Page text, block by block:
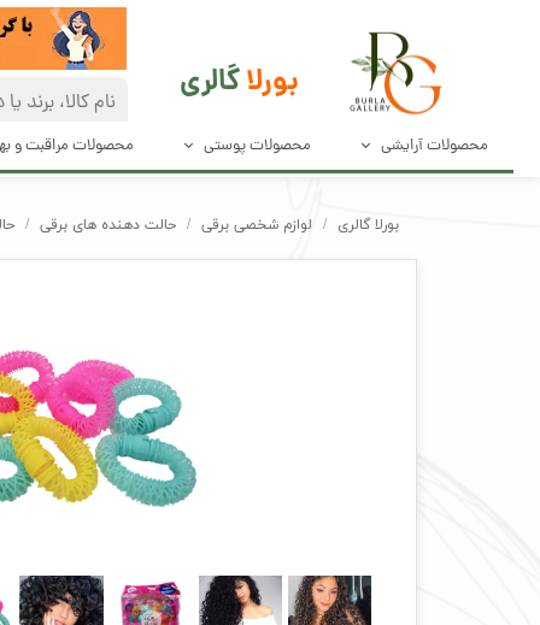
بورلاگالری
محصولات آرایشی
آرایش چشم و مژه
محصولات پوستی
پاک کننده های صورت
محصولات مراقبت و
محصولات
بورلا گالری لوازم شخصی برقی حالت دهنده های برقی